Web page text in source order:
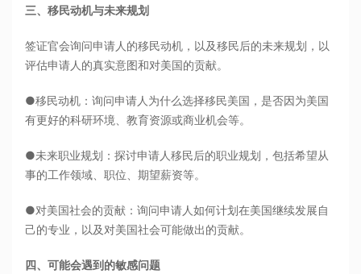
三、移民动机与未来规划
签证官会询问申请人的移民动机，以及移民后的未来规划，以
评估申请人的真实意图和对美国的贡献。
●移民动机：询问申请人为什么选择移民美国，是否因为美国
有更好的科研环境、教育资源或商业机会等。
●未来职业规划：探讨申请人移民后的职业规划，包括希望从
事的工作领域、职位、期望薪资等。
●对美国社会的贡献：询问申请人如何计划在美国继续发展自
己的专业，以及对美国社会可能做出的贡献。
四、可能会遇到的敏感问题